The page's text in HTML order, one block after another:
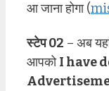
आ जाना होगा (
स्टेप 02 – अब
आपकोI have